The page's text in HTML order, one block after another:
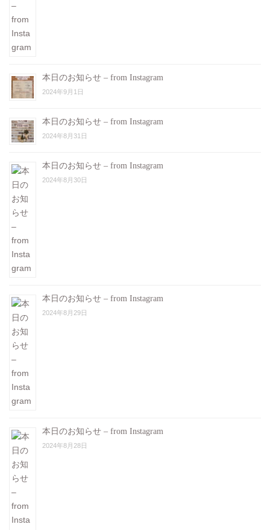
本日のお知らせ – from Instagram
2024年9月1日
本日のお知らせ – from Instagram
2024年8月31日
本日のお知らせ – from Instagram
2024年8月30日
本日のお知らせ – from Instagram
2024年8月29日
本日のお知らせ – from Instagram
2024年8月28日